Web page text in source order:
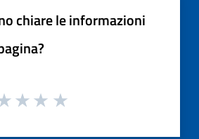
chiare le informazioni